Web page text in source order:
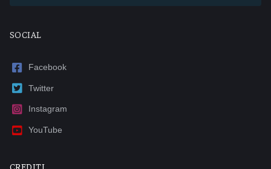
SOCIAL
Facebook
Twitter
Instagram
YouTube
CREDITI